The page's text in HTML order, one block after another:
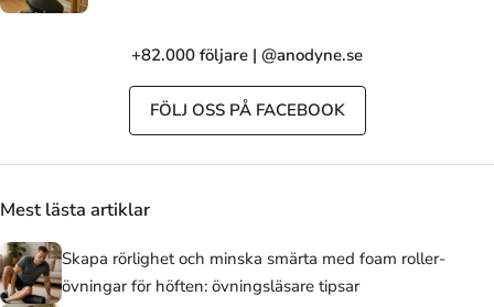
+82.000 följare | @anodyne.se
FÖLJ OSS PÅ FACEBOOK
Mest lästa artiklar
Skapa rörlighet och minska smärta med foam roller-
övningar för höften: övningsläsare tipsar